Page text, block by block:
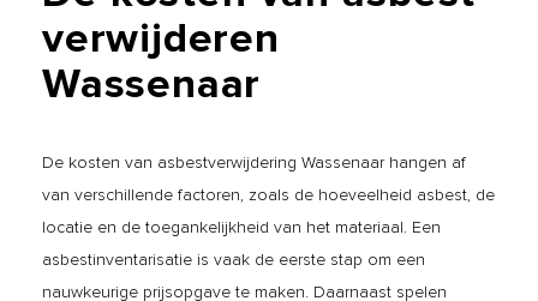
verwijderen
Wassenaar
De kosten van asbestverwijdering Wassenaar hangen af
van verschillende factoren, zoals de hoeveelheid asbest, de
locatie en de toegankelijkheid van het materiaal. Een
asbestinventarisatie is vaak de eerste stap om een
nauwkeurige prijsopgave te maken. Daarnaast spelen